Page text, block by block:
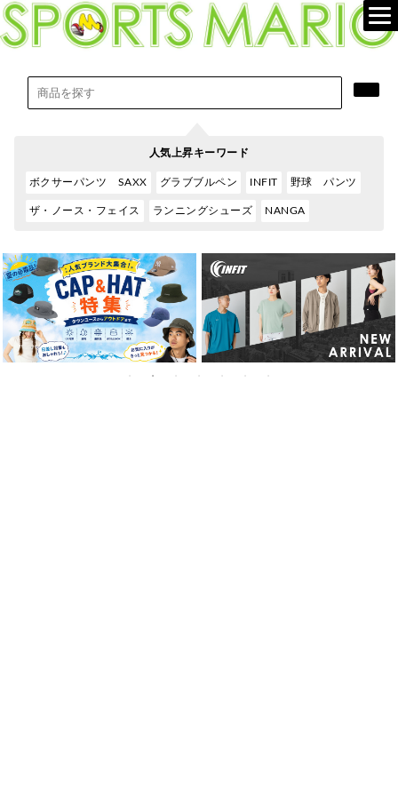
人気上昇キーワード
ボクサーパンツ SAXX グラブブルペン INFIT 野球 パンツ
ザ・ノース・フェイス ランニングシューズ NANGA